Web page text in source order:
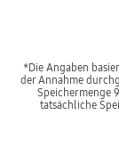
*Die Angaben
der Annahme
Speichermenge
tatsächliche